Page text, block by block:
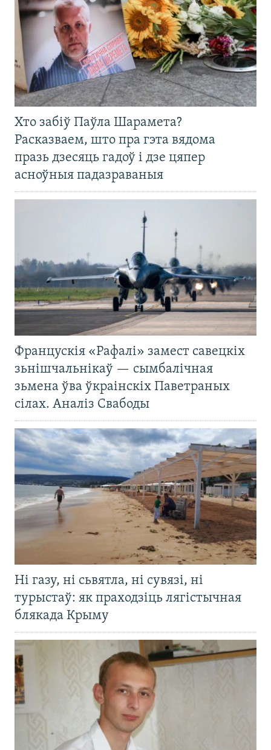
Хто забіў Паўла Шарамета?
Расказваем, што пра гэта вядома
празь дзесяць гадоў і дзе цяпер
асноўныя падазраваныя
Францускія «Рафалі» замест савецкіх
зьнішчальнікаў — сымбалічная
зьмена ўва ўкраінскіх Паветраных
сілах. Аналіз Свабоды
Ні газу, ні сьвятла, ні сувязі, ні
турыстаў: як праходзіць лягістычная
блякада Крыму